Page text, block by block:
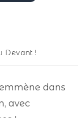
Devant !
dans
avec